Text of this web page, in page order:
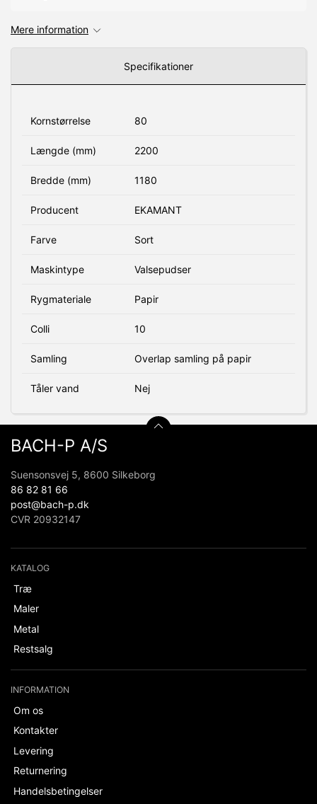
Mere information
Specifikationer
Kornstørrelse 80
Længde (mm) 2200
Bredde (mm) 1180
Producent EKAMANT
Farve Sort
Maskintype Valsepudser
Rygmateriale Papir
Colli 10
Samling Overlap samling på papir
Tåler vand Nej
BACH-P A/S
Suensonsvej 5, 8600 Silkeborg
86 82 81 66
post@bach-p.dk
CVR 20932147
KATALOG
Træ
Maler
Metal
Restsalg
INFORMATION
Om os
Kontakter
Levering
Returnering
Handelsbetingelser